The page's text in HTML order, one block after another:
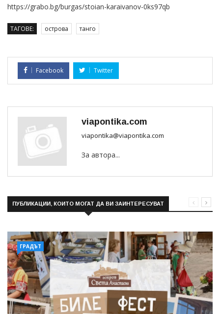
https://grabo.bg/burgas/stoian-karaivanov-0ks97qb
ТАГОВЕ: острова танго
Facebook Twitter
viapontika.com
viapontika@viapontika.com
За автора...
ПУБЛИКАЦИИ, КОИТО МОГАТ ДА ВИ ЗАИНТЕРЕСУВАТ
ГРАДЪТ